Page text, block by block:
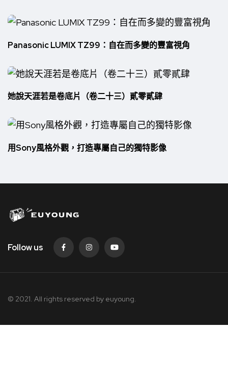
Panasonic LUMIX TZ99：自在而多變的豐富視角
她說天涯若是卷底片（卷二十三）貳零貳肆
用Sony風格外觀，打造專屬自己的獨特影像
Follow us
© 2021. All rights reserved by euyoung.